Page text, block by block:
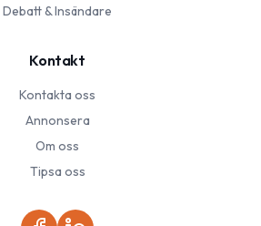
Debatt & Insändare
Kontakt
Kontakta oss
Annonsera
Om oss
Tipsa oss